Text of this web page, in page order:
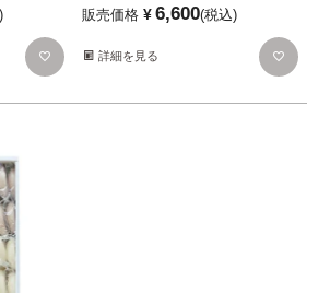
販売価格 ¥6,600 税込
詳細を見る